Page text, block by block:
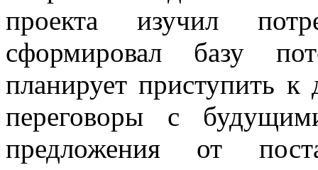
проекта изучил
сформировал базу
планирует приступить к
переговоры с
предложения от